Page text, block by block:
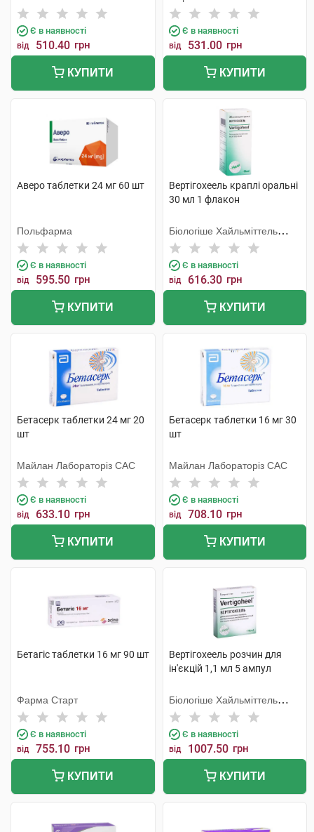
Шорндорф ГмбХ
Є в наявності
від 510.40 грн
КУПИТИ
Є в наявності
від 531.00 грн
КУПИТИ
Аверо таблетки 24 мг 60 шт
Польфарма
Є в наявності
від 595.50 грн
КУПИТИ
Вертігохеель краплі оральні
30 мл 1 флакон
Біологіше Хайльміттель
Хеель
Є в наявності
від 616.30 грн
КУПИТИ
Бетасерк таблетки 24 мг 20
шт
Майлан Лабораторіз САС
Є в наявності
від 633.10 грн
КУПИТИ
Бетасерк таблетки 16 мг 30
шт
Майлан Лабораторіз САС
Є в наявності
від 708.10 грн
КУПИТИ
Бетагіс таблетки 16 мг 90 шт
Фарма Старт
Є в наявності
від 755.10 грн
КУПИТИ
Вертігохеель розчин для
ін'єкцій 1,1 мл 5 ампул
Біологіше Хайльміттель
Хеель
Є в наявності
від 1007.50 грн
КУПИТИ